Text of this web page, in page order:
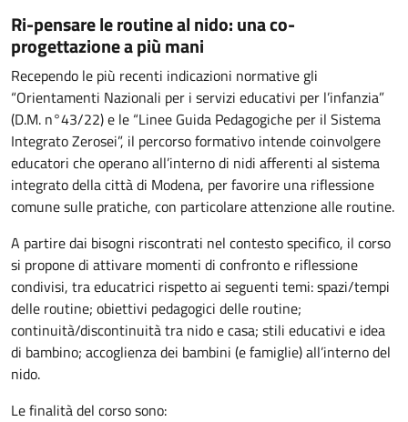
Ri-pensare le routine al nido: una co-
progettazione a più mani
Recependo le più recenti indicazioni normative gli
“Orientamenti Nazionali per i servizi educativi per l’infanzia”
(D.M. n°43/22) e le “Linee Guida Pedagogiche per il Sistema
Integrato Zerosei”, il percorso formativo intende coinvolgere
educatori che operano all’interno di nidi afferenti al sistema
integrato della città di Modena, per favorire una riflessione
comune sulle pratiche, con particolare attenzione alle routine.
A partire dai bisogni riscontrati nel contesto specifico, il corso
si propone di attivare momenti di confronto e riflessione
condivisi, tra educatrici rispetto ai seguenti temi: spazi/tempi
delle routine; obiettivi pedagogici delle routine;
continuità/discontinuità tra nido e casa; stili educativi e idea
di bambino; accoglienza dei bambini (e famiglie) all’interno del
nido.
Le finalità del corso sono: